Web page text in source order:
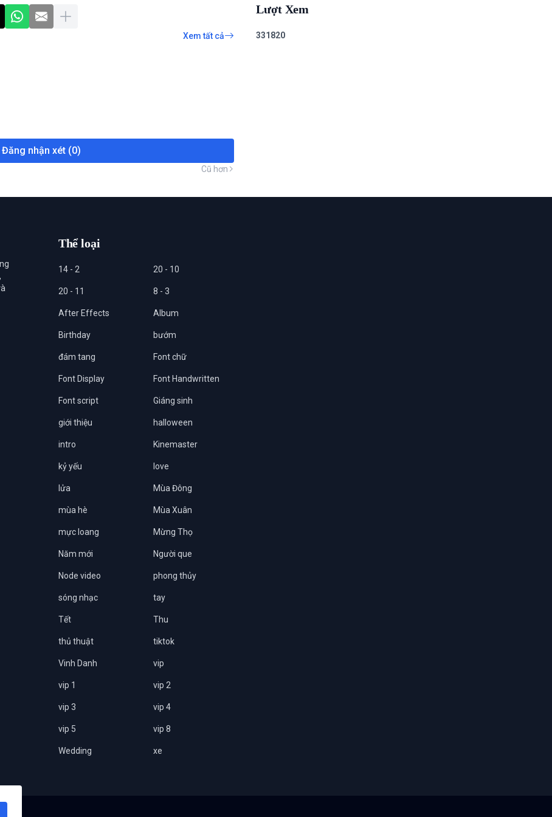
Xem tất cả
Đăng nhận xét (0)
Cũ hơn
Lượt Xem
331 820
Thể loại
14 - 2 20 - 10
20 - 11 8 - 3
After Effects Album
Birthday bướm
đám tang Font chữ
Font Display Font Handwritten
Font script Giáng sinh
giới thiệu halloween
intro Kinemaster
kỷ yếu love
lửa Mùa Đông
mùa hè Mùa Xuân
mực loang Mừng Thọ
Năm mới Người que
Node video phong thủy
sóng nhạc tay
Tết Thu
thủ thuật tiktok
Vinh Danh vip
vip 1 vip 2
vip 3 vip 4
vip 5 vip 8
Wedding xe